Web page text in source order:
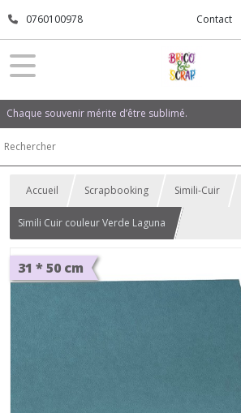
0760100978 Contact
Chaque souvenir mérite d’être sublimé.
Accueil Scrapbooking Simili-Cuir
Simili Cuir couleur Verde Laguna
31 * 50 cm